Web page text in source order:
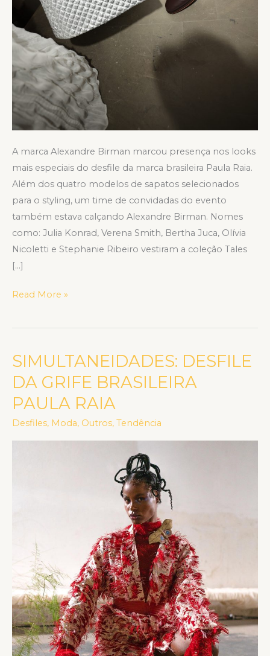
A marca Alexandre Birman marcou presença nos looks
mais especiais do desfile da marca brasileira Paula Raia.
Além dos quatro modelos de sapatos selecionados
para o styling, um time de convidadas do evento
também estava calçando Alexandre Birman. Nomes
como: Julia Konrad, Verena Smith, Bertha Juca, Olívia
Nicoletti e Stephanie Ribeiro vestiram a coleção Tales
[…]
Read More »
SIMULTANEIDADES: DESFILE
DA GRIFE BRASILEIRA
PAULA RAIA
Desfiles, Moda, Outros, Tendência
SIMULTANEIDADES:
DESFILE
DA
GRIFE
BRASILEIRA
PAULA